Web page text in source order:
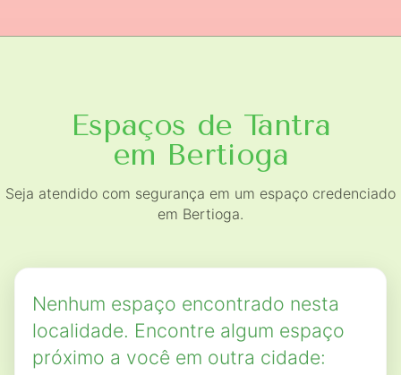
Espaços de Tantra
em Bertioga
Seja atendido com segurança em um espaço credenciado
em Bertioga.
Nenhum espaço encontrado nesta
localidade. Encontre algum espaço
próximo a você em outra cidade: